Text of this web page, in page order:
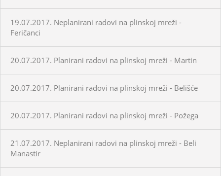
19.07.2017. Neplanirani radovi na plinskoj mreži -
Feričanci
20.07.2017. Planirani radovi na plinskoj mreži - Martin
20.07.2017. Planirani radovi na plinskoj mreži - Belišće
20.07.2017. Planirani radovi na plinskoj mreži - Požega
21.07.2017. Neplanirani radovi na plinskoj mreži - Beli
Manastir